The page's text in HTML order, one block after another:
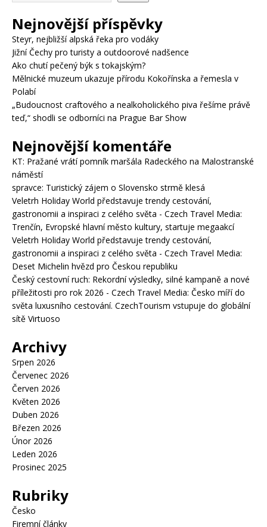
Nejnovější příspěvky
Steyr, nejbližší alpská řeka pro vodáky
Jižní Čechy pro turisty a outdoorové nadšence
Ako chutí pečený býk s tokajským?
Mělnické muzeum ukazuje přírodu Kokořínska a řemesla v
Polabí
„Budoucnost craftového a nealkoholického piva řešíme právě
teď,“ shodli se odborníci na Prague Bar Show
Nejnovější komentáře
KT: Pražané vrátí pomník maršála Radeckého na Malostranské
náměstí
spravce: Turistický zájem o Slovensko strmě klesá
Veletrh Holiday World představuje trendy cestování,
gastronomii a inspiraci z celého světa - Czech Travel Media:
Trenčín, Evropské hlavní město kultury, startuje megaakcí
Veletrh Holiday World představuje trendy cestování,
gastronomii a inspiraci z celého světa - Czech Travel Media:
Deset Michelin hvězd pro Českou republiku
Český cestovní ruch: Rekordní výsledky, silné kampaně a nové
příležitosti pro rok 2026 - Czech Travel Media: Česko míří do
světa luxusního cestování. CzechTourism vstupuje do globální
sítě Virtuoso
Archivy
Srpen 2026
Červenec 2026
Červen 2026
Květen 2026
Duben 2026
Březen 2026
Únor 2026
Leden 2026
Prosinec 2025
Rubriky
Česko
Firemní články